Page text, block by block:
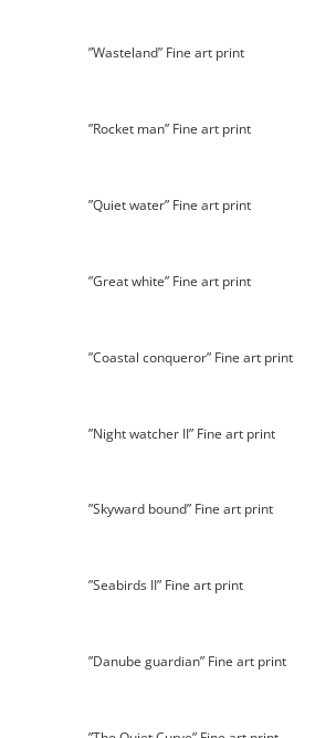
”Wasteland” Fine art print
”Rocket man” Fine art print
”Quiet water” Fine art print
”Great white” Fine art print
”Coastal conqueror” Fine art print
”Night watcher II” Fine art print
”Skyward bound” Fine art print
”Seabirds II” Fine art print
”Danube guardian” Fine art print